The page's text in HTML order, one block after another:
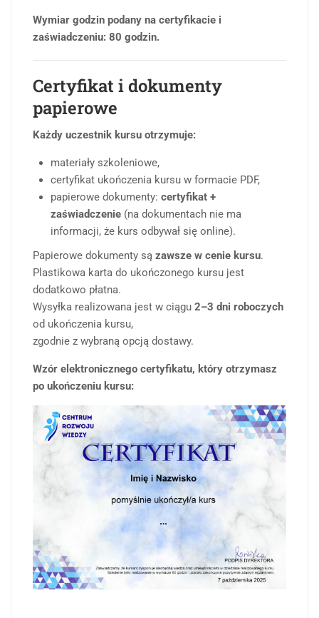
Wymiar godzin podany na certyfikacie i
zaświadczeniu: 80 godzin.
Certyfikat i dokumenty
papierowe
Każdy uczestnik kursu otrzymuje:
materiały szkoleniowe,
certyfikat ukończenia kursu w formacie PDF,
papierowe dokumenty: certyfikat +
zaświadczenie (na dokumentach nie ma
informacji, że kurs odbywał się online).
Papierowe dokumenty są zawsze w cenie kursu.
Plastikowa karta do ukończonego kursu jest
dodatkowo płatna.
Wysyłka realizowana jest w ciągu 2–3 dni roboczych
od ukończenia kursu,
zgodnie z wybraną opcją dostawy.
Wzór elektronicznego certyfikatu, który otrzymasz
po ukończeniu kursu: